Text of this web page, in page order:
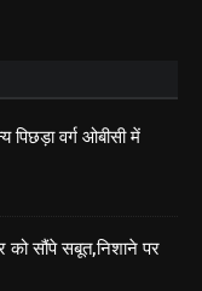
पिछड़ा वर्ग ओबीसी में
को सौंपे सबूत,निशाने पर